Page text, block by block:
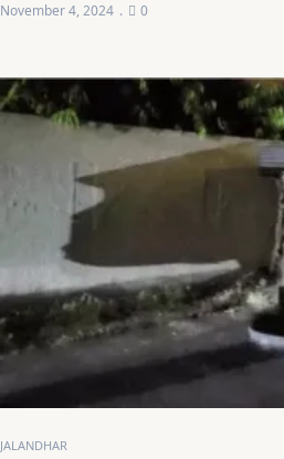
November 4, 2024 0
JALANDHAR